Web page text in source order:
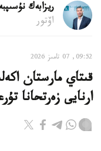
ريزابەك
اۆتور
09:52, 07 تامىز 2026
قىتاي مارستان
ارنايى زەرتحانا